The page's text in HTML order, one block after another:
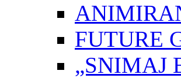
FUTURE
„SNIMAJ